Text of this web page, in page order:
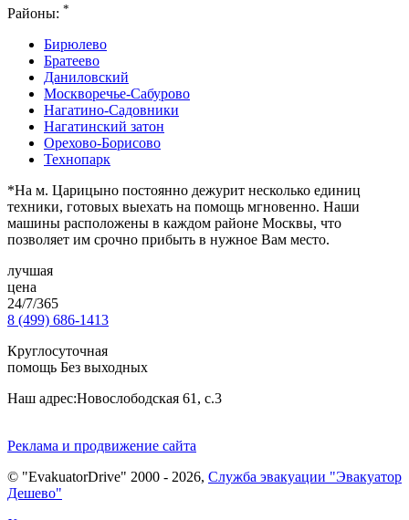
Районы: *
Бирюлево
Братеево
Даниловский
Москворечье-Сабурово
Нагатино-Садовники
Нагатинский затон
Орехово-Борисово
Технопарк
*На м. Царицыно постоянно дежурит несколько единиц
техники, готовых выехать на помощь мгновенно. Наши
машины расположены в каждом районе Москвы, что
позволяет им срочно прибыть в нужное Вам место.
лучшая
цена
24/7/365
8 (499) 686-1413
Круглосуточная
помощь Без выходных
Наш адрес:Новослободская 61, с.3
Реклама и продвижение сайта
© "EvakuatorDrive" 2000 - 2026, Служба эвакуации "Эвакуатор
Дешево"